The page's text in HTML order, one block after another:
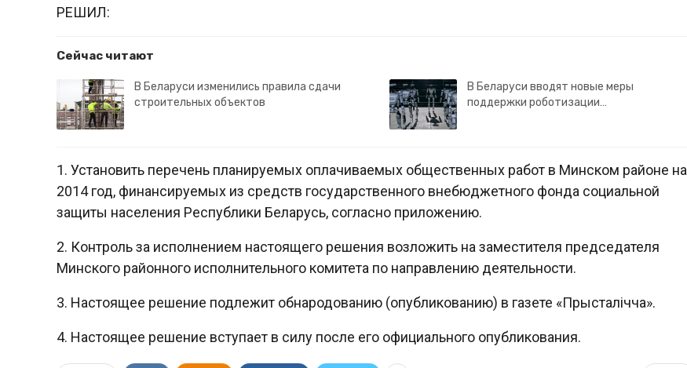
РЕШИЛ:
Сейчас читают
В Беларуси изменились правила сдачи
строительных объектов
В Беларуси вводят новые меры
поддержки роботизации…
1. Установить перечень планируемых оплачиваемых общественных работ в Минском районе на
2014 год, финансируемых из средств государственного внебюджетного фонда социальной
защиты населения Республики Беларусь, согласно приложению.
2. Контроль за исполнением настоящего решения возложить на заместителя председателя
Минского районного исполнительного комитета по направлению деятельности.
3. Настоящее решение подлежит обнародованию (опубликованию) в газете «Прысталiчча».
4. Настоящее решение вступает в силу после его официального опубликования.